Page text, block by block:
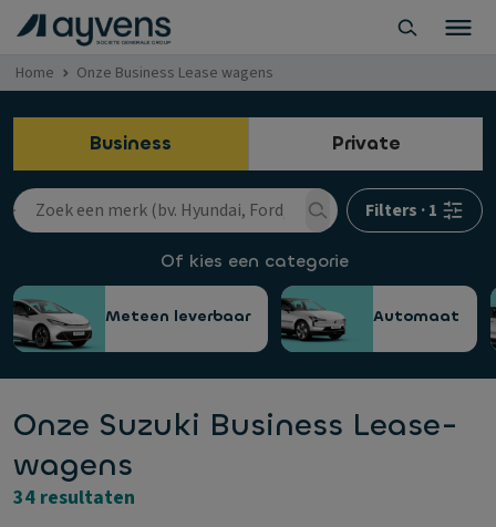
Home Onze Business Lease wagens
Business Private
Filters ·1
Of kies een categorie
Meteen leverbaar Automaat
Onze Suzuki Business Lease-
wagens
34 resultaten